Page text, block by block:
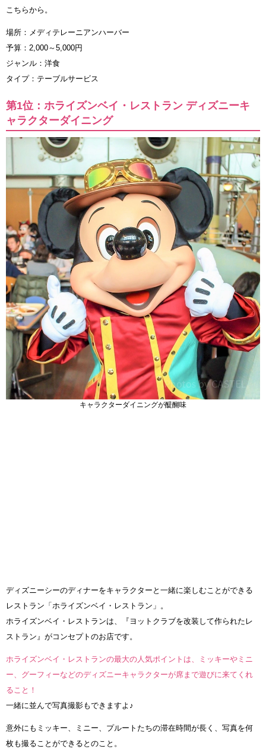
こちらから。
場所：メディテレーニアンハーバー
予算：2,000～5,000円
ジャンル：洋食
タイプ：テーブルサービス
第1位：ホライズンベイ・レストラン ディズニーキ
ャラクターダイニング
キャラクターダイニングが醍醐味
ディズニーシーのディナーをキャラクターと一緒に楽しむことができる
レストラン「ホライズンベイ・レストラン」。
ホライズンベイ・レストランは、『ヨットクラブを改装して作られたレ
ストラン』がコンセプトのお店です。
ホライズンベイ・レストランの最大の人気ポイントは、ミッキーやミニ
ー、グーフィーなどのディズニーキャラクターが席まで遊びに来てくれ
ること！
一緒に並んで写真撮影もできますよ♪
意外にもミッキー、ミニー、プルートたちの滞在時間が長く、写真を何
枚も撮ることができるとのこと。